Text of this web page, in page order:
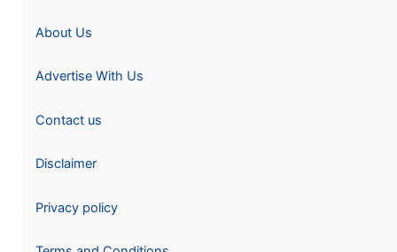
About Us
Advertise With Us
Contact us
Disclaimer
Privacy policy